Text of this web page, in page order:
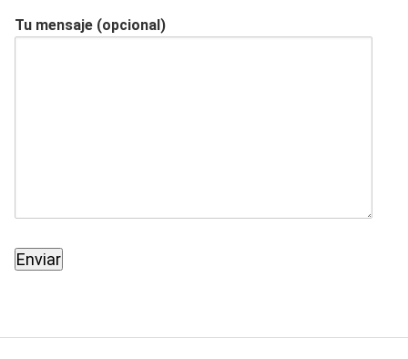
Tu mensaje (opcional)